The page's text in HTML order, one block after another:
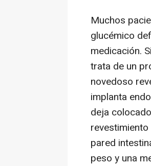
Muchos
glucémico
medicación.
trata de un
novedoso
implanta
deja
pared
peso y una